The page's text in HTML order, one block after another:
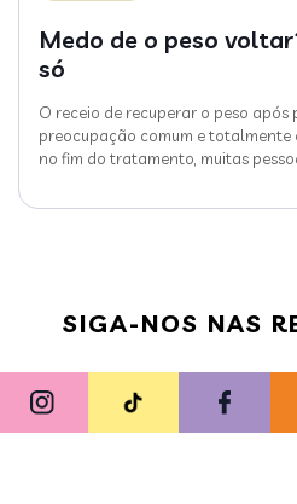
Medo de o peso
só
O receio de recuperar o peso após
preocupação comum e totalmente
no fim do tratamento, muitas
SIGA-NOS NAS